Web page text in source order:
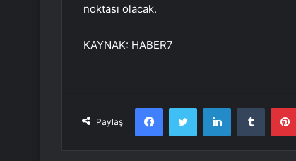
noktası olacak.
KAYNAK: HABER7
Paylaş
FacebookTwitter LinkedInTumblr